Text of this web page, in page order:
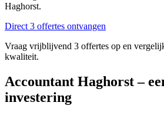
Haghorst.
Direct 3 offertes ontvangen
Vraag vrijblijvend 3 offertes op en
kwaliteit.
Accountant Haghorst –
investering